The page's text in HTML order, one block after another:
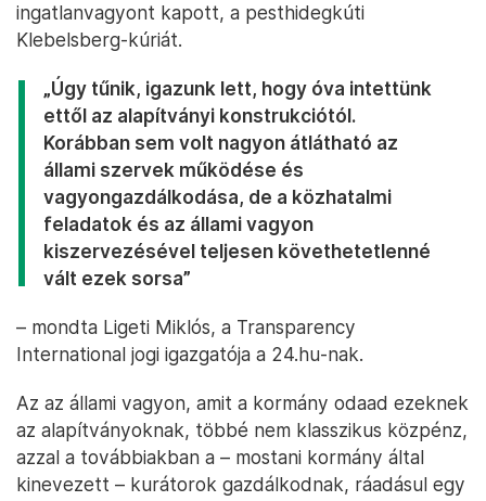
ingatlanvagyont kapott, a pesthidegkúti
Klebelsberg-kúriát.
„Úgy tűnik, igazunk lett, hogy óva intettünk
ettől az alapítványi konstrukciótól.
Korábban sem volt nagyon átlátható az
állami szervek működése és
vagyongazdálkodása, de a közhatalmi
feladatok és az állami vagyon
kiszervezésével teljesen követhetetlenné
vált ezek sorsa”
– mondta Ligeti Miklós, a Transparency
International jogi igazgatója a 24.hu-nak.
Az az állami vagyon, amit a kormány odaad ezeknek
az alapítványoknak, többé nem klasszikus közpénz,
azzal a továbbiakban a – mostani kormány által
kinevezett – kurátorok gazdálkodnak, ráadásul egy